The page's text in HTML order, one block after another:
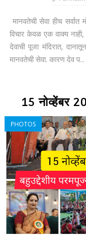
मानवतेची सेवा हीच
विचार केवळ एक वाक्य
देवाची पूजा मंदिरात,
मानवतेची सेवा. कारण देव प...
15 नोव्हेंबर
PHOTOS